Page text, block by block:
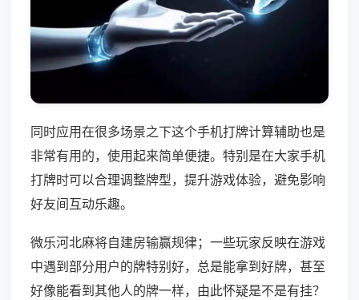
同时应用在很多场景之下这个手机打牌计算辅助也是
非常有用的，使用起来简单便捷。特别是在大家手机
打牌时可以合理调整牌型，提升游戏体验，避免影响
好友间互动乐趣。
微乐河北麻将自建房输赢规律；一些玩家反映在游戏
中遇到部分用户的牌特别好，总是能拿到好牌，甚至
好像能看到其他人的牌一样，由此怀疑是不是有挂？